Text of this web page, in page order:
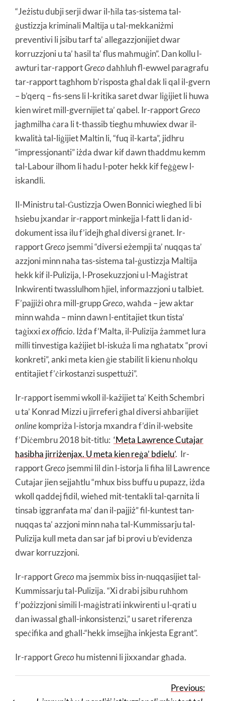
“Jeżistu dubji serji dwar il-ħila tas-sistema tal-
ġustizzja kriminali Maltija u tal-mekkaniżmi
preventivi li jsibu tarf ta’ allegazzjonijiet dwar
korruzzjoni u ta’ ħasil ta’ flus maħmuġin”. Dan kollu l-
awturi tar-rapportGrecodaħħluh fl-ewwel paragrafu
tar-rapport tagħhom b’risposta għal dak li qal il-gvern
– b’qerq – fis-sens li l-kritika saret dwar liġijiet li huwa
kien wiret mill-gvernijiet ta’ qabel. Ir-rapportGreco
jagħmilha ċara li t-tħassib tiegħu mhuwiex dwar il-
kwalità tal-liġijiet Maltin li, “fuq il-karta”, jidhru
“impressjonanti” iżda dwar kif dawn tħaddmu kemm
tal-Labour ilhom li ħadu l-poter hekk kif feġġew l-
iskandli.
Il-Ministru tal-Ġustizzja Owen Bonnici wiegħed li bi
ħsiebu jxandar ir-rapport minkejja l-fatt li dan id-
dokument issa ilu f’idejh għal diversi ġranet. Ir-
rapportGreco jsemmi “diversi eżempji ta’ nuqqas ta’
azzjoni minn naħa tas-sistema tal-ġustizzja Maltija
hekk kif il-Pulizija, l-Prosekuzzjoni u l-Maġistrat
Inkwirenti twasslulhom ħjiel, informazzjoni u talbiet.
F’pajjiżi oħra mill-gruppGreco, waħda – jew aktar
minn waħda – minn dawn l-entitajiet tkun tista’
taġixxiexofficio. Iżda f’Malta, il-Pulizija żammet lura
milli tinvestiga każijiet bl-iskuża li ma ngħatatx “provi
konkreti”, anki meta kien ġie stabilit li kienu nħolqu
entitajiet f’ċirkostanzi suspettużi”.
Ir-rapport isemmi wkoll il-każijiet ta’ Keith Schembri
u ta’ Konrad Mizzi u jirreferi għal diversi aħbarijiet
onlinekompriża l-istorja mxandra f’din il-website
f’Diċembru 2018 bit-titlu: ‘Meta Lawrence Cutajar
ħasibha jirriżenjax. U meta kien reġa’ bdielu’. Ir-
rapportGreco jsemmi lil din l-istorja li fiha lil Lawrence
Cutajar jien sejjaħtlu “mhux biss buffu u pupazz, iżda
wkoll qaddej fidil, wieħed mit-tentakli tal-qarnita li
tinsab iggranfata ma’ dan il-pajjiż” fil-kuntest tan-
nuqqas ta’ azzjoni minn naħa tal-Kummissarju tal-
Pulizija kull meta dan sar jaf bi provi u b’evidenza
dwar korruzzjoni.
Ir-rapportGreco ma jsemmix biss in-nuqqasijiet tal-
Kummissarju tal-Pulizija. “Xi drabi jsibu ruħħom
f’pożizzjoni simili l-maġistrati inkwirenti u l-qrati u
dan iwassal għall-inkonsistenzi,” u saret riferenza
speċifika and għall-“hekk imsejjħa inkjesta Egrant”.
Ir-rapportGreco hu mistenni li jixxandar għada.
Previous: